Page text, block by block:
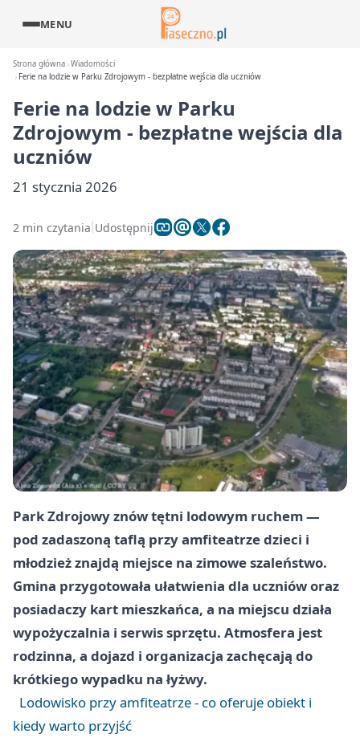
MENU
Strona główna Wiadomości
Ferie na lodzie w Parku Zdrojowym - bezpłatne wejścia dla uczniów
Ferie na lodzie w Parku
Zdrojowym - bezpłatne wejścia dla
uczniów
21 stycznia 2026
2 min czytania Udostępnij
Park Zdrojowy znów tętni lodowym ruchem —
pod zadaszoną taflą przy amfiteatrze dzieci i
młodzież znajdą miejsce na zimowe szaleństwo.
Gmina przygotowała ułatwienia dla uczniów oraz
posiadaczy kart mieszkańca, a na miejscu działa
wypożyczalnia i serwis sprzętu. Atmosfera jest
rodzinna, a dojazd i organizacja zachęcają do
krótkiego wypadku na łyżwy.
Lodowisko przy amfiteatrze - co oferuje obiekt i
kiedy warto przyjść